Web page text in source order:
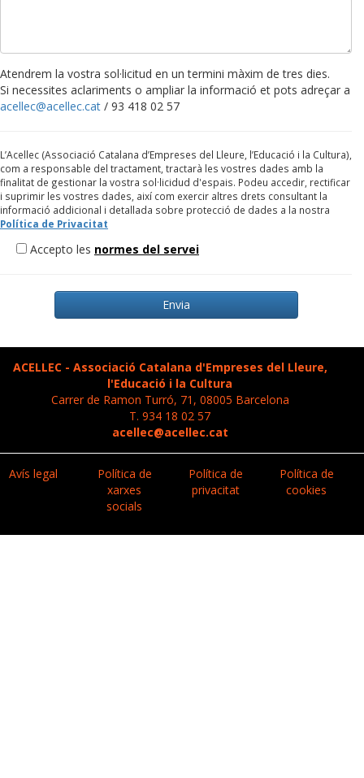
Atendrem la vostra sol·licitud en un termini màxim de tres dies.
Si necessites aclariments o ampliar la informació et pots adreçar a
acellec@acellec.cat / 93 418 02 57
L’Acellec (Associació Catalana d’Empreses del Lleure, l’Educació i la Cultura),
com a responsable del tractament, tractarà les vostres dades amb la
finalitat de gestionar la vostra sol·licidud d'espais. Podeu accedir, rectificar
i suprimir les vostres dades, així com exercir altres drets consultant la
informació addicional i detallada sobre protecció de dades a la nostra
Política de Privacitat
Accepto les normes del servei
Envia
ACELLEC - Associació Catalana d'Empreses del Lleure,
l'Educació i la Cultura
Carrer de Ramon Turró, 71, 08005 Barcelona
T. 934 18 02 57
acellec@acellec.cat
Avís legal
Política de
xarxes
socials
Política de
privacitat
Política de
cookies